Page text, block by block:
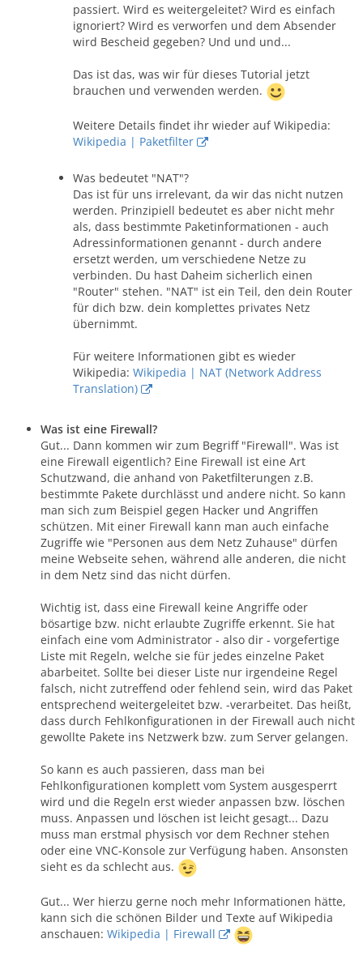
passiert. Wird es weitergeleitet? Wird es einfach
ignoriert? Wird es verworfen und dem Absender
wird Bescheid gegeben? Und und und...
Das ist das, was wir für dieses Tutorial jetzt
brauchen und verwenden werden.
Weitere Details findet ihr wieder auf Wikipedia:
Wikipedia | Paketfilter
Was bedeutet "NAT"?
Das ist für uns irrelevant, da wir das nicht nutzen
werden. Prinzipiell bedeutet es aber nicht mehr
als, dass bestimmte Paketinformationen - auch
Adressinformationen genannt - durch andere
ersetzt werden, um verschiedene Netze zu
verbinden. Du hast Daheim sicherlich einen
"Router" stehen. "NAT" ist ein Teil, den dein Router
für dich bzw. dein komplettes privates Netz
übernimmt.
Für weitere Informationen gibt es wieder
Wikipedia: Wikipedia | NAT (Network Address
Translation)
Was ist eine Firewall?
Gut... Dann kommen wir zum Begriff "Firewall". Was ist
eine Firewall eigentlich? Eine Firewall ist eine Art
Schutzwand, die anhand von Paketfilterungen z.B.
bestimmte Pakete durchlässt und andere nicht. So kann
man sich zum Beispiel gegen Hacker und Angriffen
schützen. Mit einer Firewall kann man auch einfache
Zugriffe wie "Personen aus dem Netz Zuhause" dürfen
meine Webseite sehen, während alle anderen, die nicht
in dem Netz sind das nicht dürfen.
Wichtig ist, dass eine Firewall keine Angriffe oder
bösartige bzw. nicht erlaubte Zugriffe erkennt. Sie hat
einfach eine vom Administrator - also dir - vorgefertige
Liste mit Regeln, welche sie für jedes einzelne Paket
abarbeitet. Sollte bei dieser Liste nur irgendeine Regel
falsch, nicht zutreffend oder fehlend sein, wird das Paket
entsprechend weitergeleitet bzw. -verarbeitet. Das heißt,
dass durch Fehlkonfigurationen in der Firewall auch nicht
gewollte Pakete ins Netzwerk bzw. zum Server gelangen.
So kann es auch passieren, dass man bei
Fehlkonfigurationen komplett vom System ausgesperrt
wird und die Regeln erst wieder anpassen bzw. löschen
muss. Anpassen und löschen ist leicht gesagt... Dazu
muss man erstmal physisch vor dem Rechner stehen
oder eine VNC-Konsole zur Verfügung haben. Ansonsten
sieht es da schlecht aus.
Gut... Wer hierzu gerne noch mehr Informationen hätte,
kann sich die schönen Bilder und Texte auf Wikipedia
anschauen: Wikipedia | Firewall